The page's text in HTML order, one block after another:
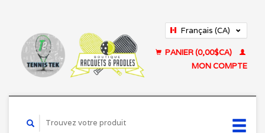
Français (CA)
PANIER (0,00$CA)
MON COMPTE